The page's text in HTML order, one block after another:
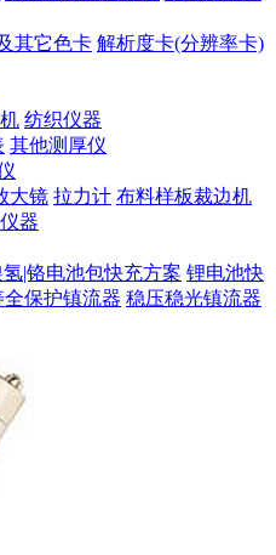
其它色卡 解析度卡(分辨率卡)
纺织仪器
其他测厚仪
大镜 拉力计 布料样板裁边机
器
|铬电池包快充方案 锂电池快
全保护镇流器 稳压稳光镇流器